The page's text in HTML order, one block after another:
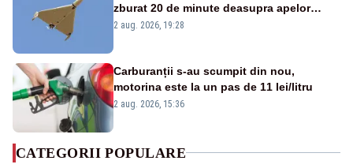
zburat 20 de minute deasupra apelor
României. Au fost ridicate două F-16
2 aug. 2026, 19:28
Carburanții s-au scumpit din nou,
motorina este la un pas de 11 lei/litru
2 aug. 2026, 15:36
CATEGORII POPULARE